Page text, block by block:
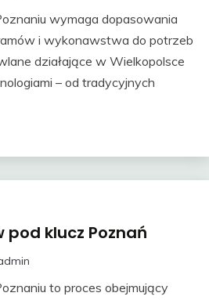
wymaga dopasowania
i wykonawstwa do potrzeb
działające w Wielkopolsce
– od tradycyjnych
klucz Poznań
to proces obejmujący